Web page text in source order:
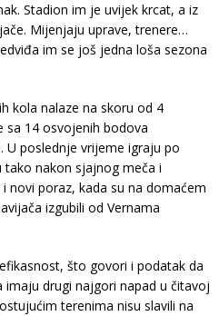
Stadion im je uvijek krcat, a iz
Mijenjaju uprave, trenere…
im se još jedna loša sezona
kola nalaze na skoru od 4
14 osvojenih bodova
U poslednje vrijeme igraju po
tako nakon sjajnog meča i
novi poraz, kada su na domaćem
izgubili od Vernama
što govori i podatak da
drugi najgori napad u čitavoj
terenima nisu slavili na